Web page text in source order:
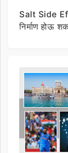
Salt Side
निर्माण होऊ